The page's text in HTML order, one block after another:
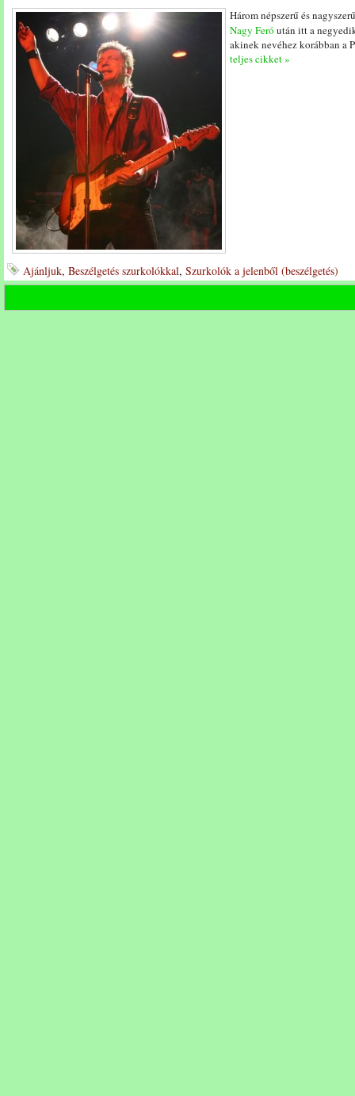
Három népszerű és
Nagy Feró után itt a
akinek nevéhez korábban a
teljes cikket »
Ajánljuk, Beszélgetés szurkolókkal, Szurkolók a jelenből (beszélgetés)